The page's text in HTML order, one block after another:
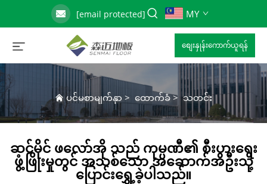
[email protected] MY
စျေးနှုန်းကောက်ယူရန်
ပင်မစာမျက်နှာ > ထောက်ခံ>သတင်း
ဆင်မိုင် ဖလော်အို သည် ကုမ္ပဏီ၏ စီးပွားရေး
ဖွံ့ဖြိုးမှုတွင် အသစ်သော အဆောက်အဦးသို့
ပြောင်းရွှေ့ခဲ့ပါသည်။